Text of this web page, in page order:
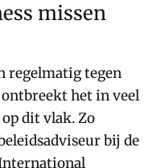
missen
regelmatig tegen
het in veel
dit vlak. Zo
bij de